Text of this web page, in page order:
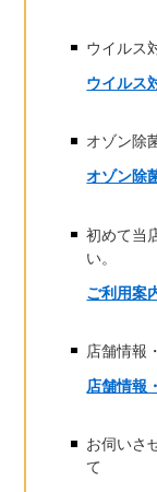
ウイルス
ウイルス
オゾン除
オゾン除
初めて当
い。
ご利用案
店舗情報
店舗情報
お伺いさ
て